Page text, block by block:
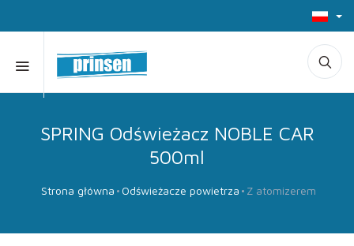
SPRING Odświeżacz NOBLE CAR
500ml
Strona główna Odświeżacze powietrza Z atomizerem